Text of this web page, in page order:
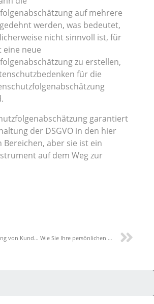
auf mehrere
werden, was bedeutet,
nicht sinnvoll ist, für
eine neue
zu erstellen,
für die
garantiert
der DSGVO in den hier
aber sie ist ein
auf dem Weg zur
Aufbewahrung von Kundendaten: Ihre Pflichten nach DSGVO Wie Sie Ihre persönlichen Daten bei Google oder anderen Suchmaschinen löschen können